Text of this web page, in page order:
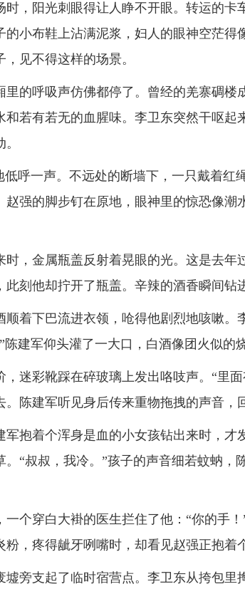
时，阳光刺眼得让人睁不开眼。转运的
的小布鞋上沾满泥浆，妇人的眼神空茫
见不得这样的场景。
里的呼吸声仿佛都停了。曾经的羌寨碉
和若有若无的血腥味。李卫东突然干呕
低呼一声。不远处的断墙下，一只戴着红
赵强的脚步钉在原地，眼神里的惊恐像
时，金属瓶盖反射着晃眼的光。这是去
此刻他却拧开了瓶盖。辛辣的酒香瞬间
顺着下巴流进衣领，呛得他剧烈地咳嗽
” 陈建军仰头灌了一大口，白酒像团火似的
迷彩靴踩在碎玻璃上发出咯吱声。 “里
陈建军听见身后传来重物拖拽的声音
军抱着个浑身是血的小女孩钻出来时，
“叔叔，我冷。 ”孩子的声音细若蚊蚋，
个穿白大褂的医生拦住了他： “你的手！
，疼得龇牙咧嘴时，却看见赵强正抱着
墟旁支起了临时宿营点。李卫东从挎包